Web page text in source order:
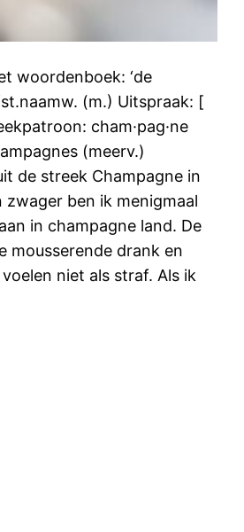
woordenboek: ‘de
(m.) Uitspraak: [
cham·pag·ne
(meerv.)
de streek Champagne in
zwager ben ik menigmaal
in champagne land. De
mousserende drank en
niet als straf. Als ik